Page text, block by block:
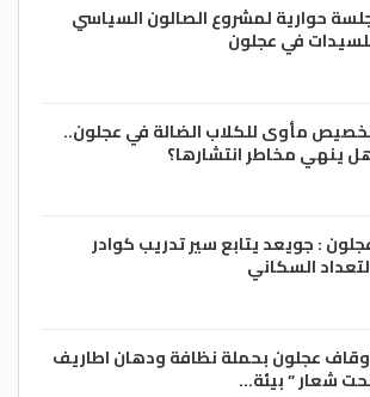
حوارية لمشروع الصالون السياسي
في عجلون
مأوى للكلاب الضالة في عجلون..
ينهي مخاطر انتشارها؟
: جويعد يتابع سير تدريب كوادر
السكاني
عجلون بحملة نظافة ودهان اطاريف
شعار ” بيئة…